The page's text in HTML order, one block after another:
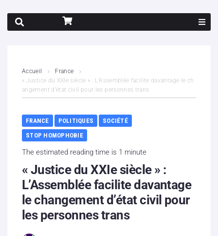
Contenus litigieux
Nous soutenir
Boutique
Partenaires
Contacts
Hébergement solidaire
Accueil
France
« Justice du XXIe siècle » : L’Assemblée facilite davantage le ch
angement d’état civil pour les personnes trans
FRANCE POLITIQUES
SOCIÉTÉ
STOP HOMOPHOBIE
The estimated reading time is 1 minute
« Justice du XXIe siècle » :
L’Assemblée facilite davantage
le changement d’état civil pour
les personnes trans